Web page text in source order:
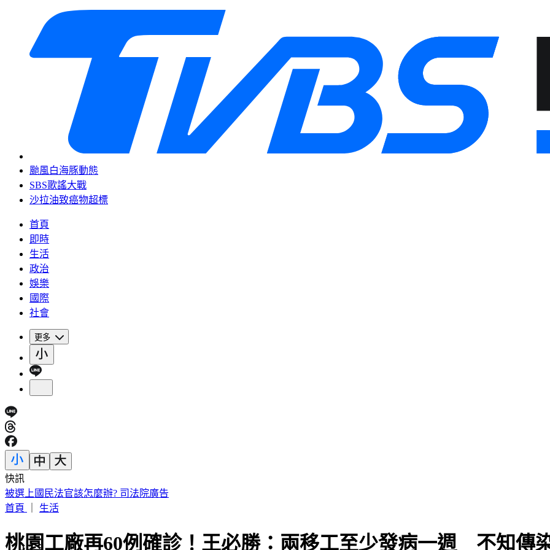
颱風白海豚動態
SBS歌謠大戰
沙拉油致癌物超標
首頁
即時
生活
政治
娛樂
國際
社會
更多
快訊
診所掛蔣萬安布條！名醫黃禎憲遭出征 網曝「八仙暖舉」聲援
首頁
生活
桃園工廠再60例確診！王必勝：兩移工至少發病一週 不知傳